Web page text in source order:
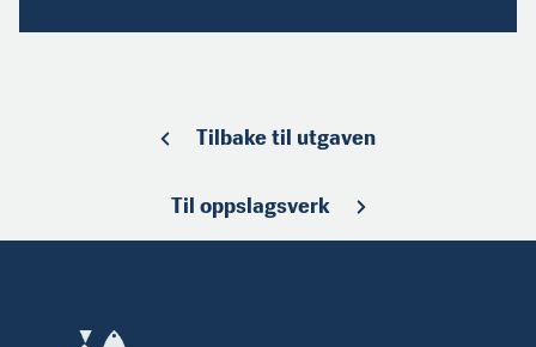
Tilbake til utgaven
Til oppslagsverk